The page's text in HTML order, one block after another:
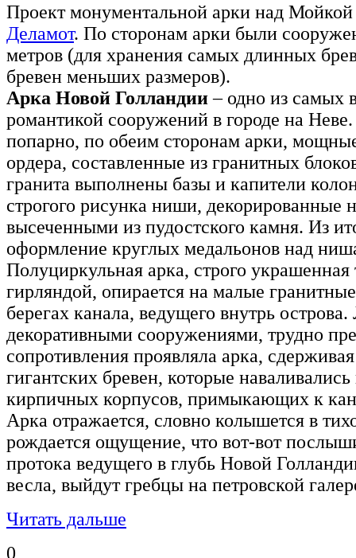
Проект монументальной арки над
Деламот. По сторонам арки были
метров (для хранения самых длинных
бревен меньших размеров).
Арка Новой Голландии– одно из самых
романтикой сооружений в городе на
попарно, по обеим сторонам арки,
ордера, составленные из гранитных
гранита выполнены базы и капители
строгого рисунка ниши, декорированные
высеченными из пудостского камня. Из
оформление круглых медальонов над
Полуциркульная арка, строго
гирляндой, опирается на малые
берегах канала, ведущего внутрь
декоративными сооружениями, трудно
сопротивления проявляла арка,
гигантских бревен, которые
кирпичных корпусов, примыкающих к
Арка отражается, словно колышется в
рождается ощущение, что вот-вот
протока ведущего в глубь Новой
весла, выйдут гребцы на петровской
Читать дальше
0